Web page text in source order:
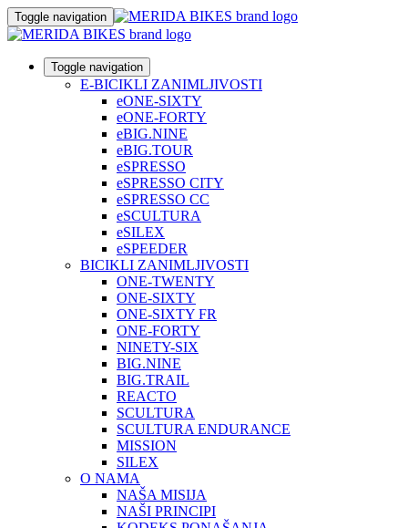
Toggle navigation
Toggle navigation
E-BICIKLI ZANIMLJIVOSTI
eONE-SIXTY
eONE-FORTY
eBIG.NINE
eBIG.TOUR
eSPRESSO
eSPRESSO CITY
eSPRESSO CC
eSCULTURA
eSILEX
eSPEEDER
BICIKLI ZANIMLJIVOSTI
ONE-TWENTY
ONE-SIXTY
ONE-SIXTY FR
ONE-FORTY
NINETY-SIX
BIG.NINE
BIG.TRAIL
REACTO
SCULTURA
SCULTURA ENDURANCE
MISSION
SILEX
O NAMA
NAŠA MISIJA
NAŠI PRINCIPI